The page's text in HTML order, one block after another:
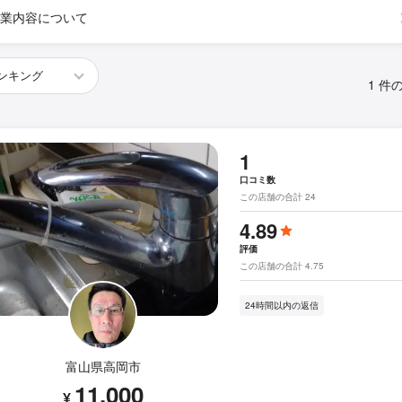
内容について
1 件
富山県高岡市
11,000
1
口コミ数
この店舗の合計 24
4.89
評価
この店舗の合計 4.75
24時間以内の返信